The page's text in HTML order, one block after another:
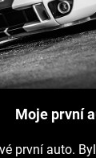
Moje první
první auto.